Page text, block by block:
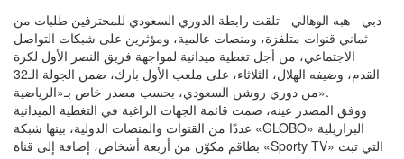
دبي - هبه الوهالي - تلقت رابطة الدوري السعودي للمحترفين طلبات من
ثماني قنوات متلفزة، ومنصات عالمية، ومؤثرين على شبكات التواصل
الاجتماعي، من أجل تغطية ميدانية لمواجهة فريق النصر الأول لكرة
القدم، وضيفه الهلال، الثلاثاء، على ملعب الأول بارك، ضمن الجولة الـ32
من دوري روشن السعودي، بحسب مصدر خاص بـ«الرياضية».
ووفق المصدر عينه، ضمت قائمة الجهات الراغبة في التغطية الميدانية
عددًا من القنوات والمنصات الدولية، بينها شبكة «GLOBO» البرازيلية
بطاقم مكوّن من أربعة أشخاص، إضافة إلى قناة «Sporty TV» التي تبث